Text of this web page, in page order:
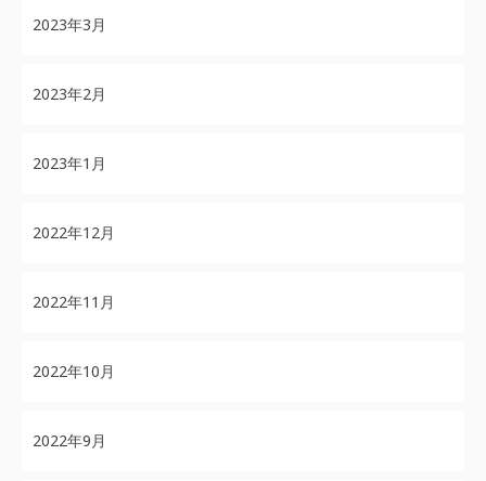
2023年3月
2023年2月
2023年1月
2022年12月
2022年11月
2022年10月
2022年9月